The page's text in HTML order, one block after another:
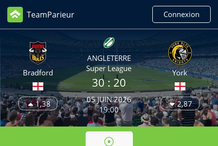
TeamParieur Connexion
Bradford
1,38
ANGLETERRE
Super League
30: 20
05 JUIN 2026
19:00
York
2,87